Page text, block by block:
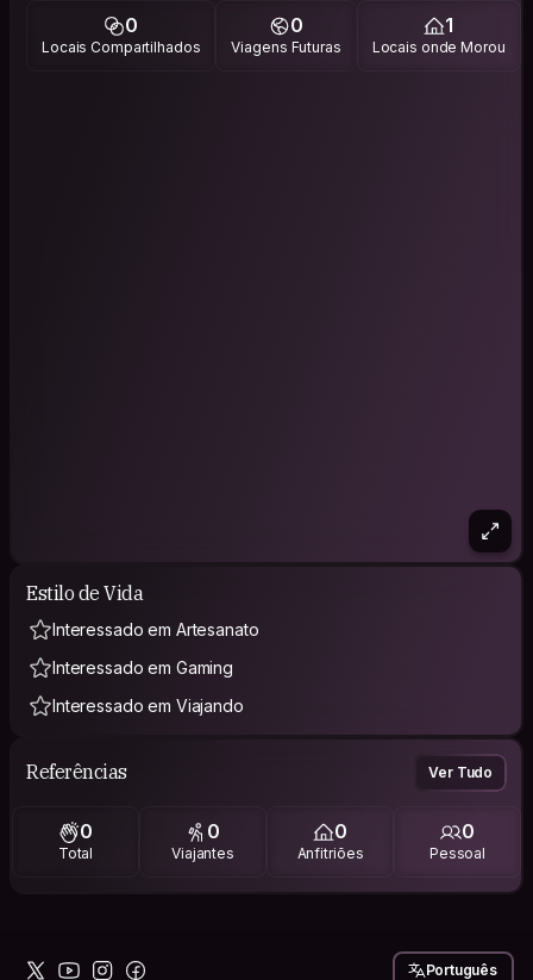
0
Locais Compartilhados
0
Viagens Futuras
1
Locais onde Morou
Estilo de Vida
Interessado em Artesanato
Interessado em Gaming
Interessado em Viajando
Referências Ver Tudo
0
Total
0
Viajantes
0
Anfitriões
0
Pessoal
Português